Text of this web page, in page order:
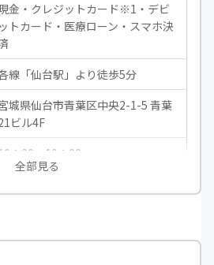
金・クレジットカード※1・デビ
ットカード・医療ローン・スマホ決
線「仙台駅」より徒歩5分
城県仙台市青葉区中央2-1-5 青葉
ビル4F
10：00～19：00
658-958
全部見る